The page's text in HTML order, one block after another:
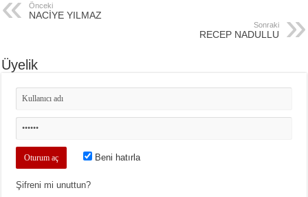
Önceki
NACİYE YILMAZ
Sonraki
RECEP NADULLU
Üyelik
Beni hatırla
Şifreni mi unuttun?